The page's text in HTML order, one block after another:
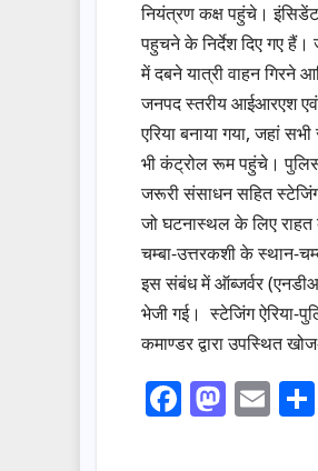
नियंत्रण कक्ष पहुंचे।
पहुचने के निर्देश दिए गए हैं।
में दबने यात्री वाहन गिरने
जनपद स्तरीय आईआरएश एवं
एरिया बनाया गया, जहां
भी कंट्रोल रूम पहुंचे।
जरूरी संसाधन सहित स्टेजिंग
जो घटनास्थल के लिए राहत
चम्बा-उत्तरकशी के स्थान-
इस संबंध में ऑब्जर्वर
भेजी गई। स्टेजिंग ऐरिया-
कमाण्डर द्वारा उपस्थित
F
M E